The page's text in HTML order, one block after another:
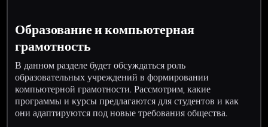
Образование и компьютерная
грамотность
В данном разделе будет обсуждаться роль
образовательных учреждений в формировании
компьютерной грамотности. Рассмотрим, какие
программы и курсы предлагаются для студентов и как
они адаптируются под новые требования общества.